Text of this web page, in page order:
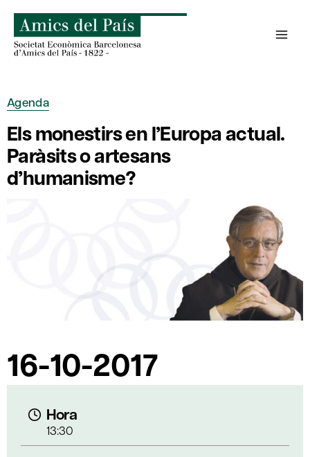
contenido
Agenda
Els monestirs en l’Europa actual.
Paràsits o artesans
d’humanisme?
16-10-2017
Hora
13:30